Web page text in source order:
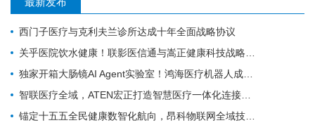
西门子医疗与克利夫兰诊所达成十年全面战略协议
关乎医院饮水健康！联影医信通与嵩正健康科技战略合作
独家开箱大肠镜AI Agent实验室！鸿海医疗机器人成开刀房新要角
智联医疗全域，ATEN宏正打造智慧医疗一体化连接解决方案
锚定十五五全民健康数智化航向，昂科物联网全域技术筑牢智慧医院数字底座